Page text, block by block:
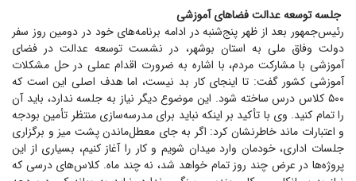
جلسه توسعه عدالت فضا‌های آموزشی
رئیس‌جمهور بعد از ظهر پنج‌شنبه در ادامه برنامه‌های خود در دومین روز سفر
دولت وفاق ملی به استان بوشهر، در نشست توسعه عدالت در فضای
آموزشی با مشارکت مردم، با اشاره به ضرورت اقدام عملی در حل مشکلات
آموزشی کشور گفت: تا اینجای کار بد نیست، اما هدف اصلی این است که
۵۰۰ کلاس درس ساخته شود. این موضوع دیگر نیاز به جلسه ندارد، باید آن
را تمام کنید. وی با تأکید بر اینکه نباید برای مدرسه‌سازی منتظر تأمین بودجه
و اعتبارات ماند خاطرنشان کرد: اگر به جای معطل‌ماندن پشت میز و برگزاری
جلسات اداری، خودمان وارد میدان شویم و کار را آغاز کنیم، بسیاری از این
پروژه‌ها در عرض چند روز تمام خواهد شد، نه چند ماه. کلاس‌های درسی که